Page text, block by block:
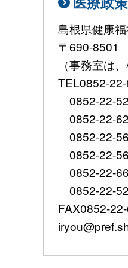
島根県健康
〒690-8501
（事務室は
TEL0852-22-
0852-22-
0852-22-
0852-22-
0852-22-
0852-22-
0852-22-
FAX0852-